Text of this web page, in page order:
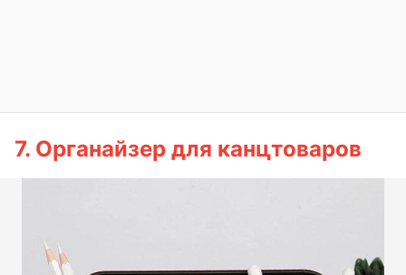
7. Органайзер для канцтоваров